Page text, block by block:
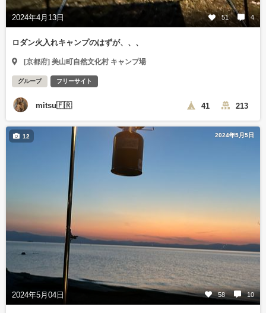
2024年4月13日 51 4
ロダン火入れキャンプのはずが、、、
[京都府] 美山町自然文化村 キャンプ場
グループ フリーサイト
mitsu🇫🇷 41 213
2024年5月5日
2024年5月04日 58 10
12